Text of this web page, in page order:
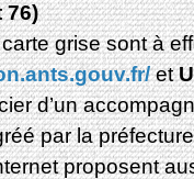
76)
grise sont à
et
d’un
par la
proposent